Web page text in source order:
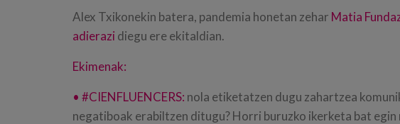
Alex Txikonekin batera, pandemia honetan zehar Matia
adierazi diegu ere ekitaldian.
Ekimenak:
• #CIENFLUENCERS: nola etiketatzen dugu zahartzea
negatiboak erabiltzen ditugu? Horri buruzko ikerketa bat